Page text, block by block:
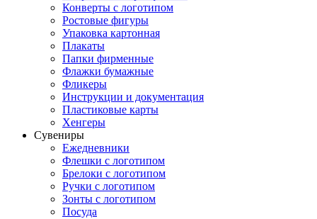
Конверты с логотипом
Ростовые фигуры
Упаковка картонная
Плакаты
Папки фирменные
Флажки бумажные
Фликеры
Инструкции и документация
Пластиковые карты
Хенгеры
Сувениры
Ежедневники
Флешки с логотипом
Брелоки с логотипом
Ручки с логотипом
Зонты с логотипом
Посуда